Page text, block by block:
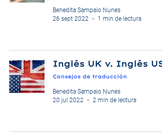
Benedita Sampaio Nunes
26 sept 2022
1 min de lectura
Inglês UK v. Inglês
Consejos de traducción
Benedita Sampaio Nunes
20 jul 2022
2 min de lectura